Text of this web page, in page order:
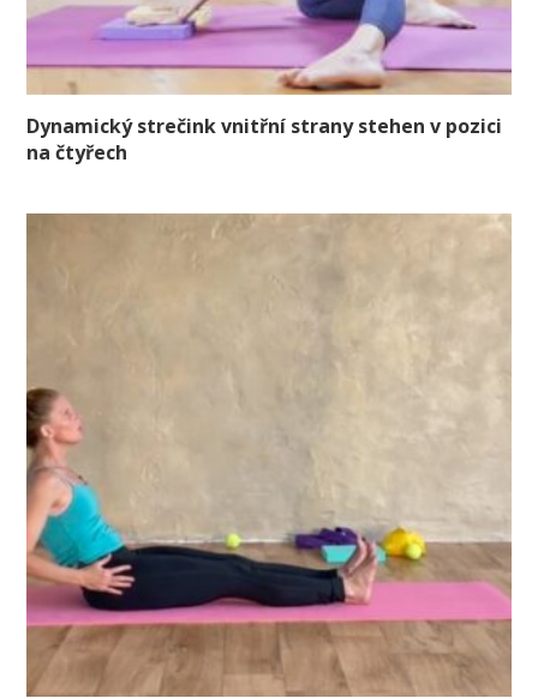
Dynamický strečink vnitřní strany stehen v pozici
na čtyřech